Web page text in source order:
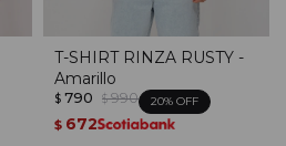
T-SHIRT RINZA RUSTY -
Amarillo
$ 790 $ 990 20
$ 672